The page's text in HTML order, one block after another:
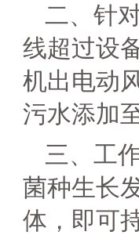
二、针
线超过设
机出电动
污水添加
三、工
菌种生长
体，即可